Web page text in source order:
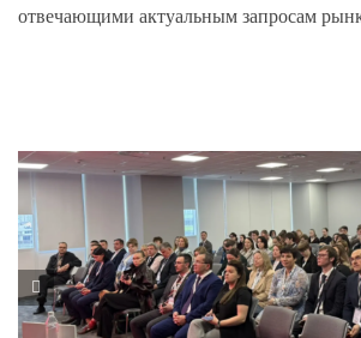
отвечающими актуальным запросам